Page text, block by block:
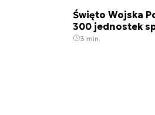
Święto Wojska
300 jednostek
3 min.